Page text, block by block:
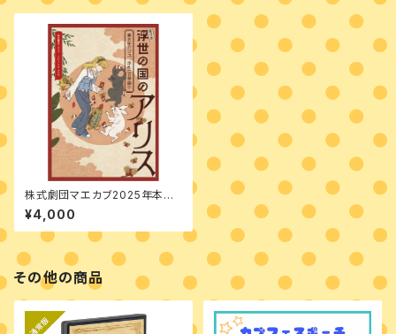
株式劇団マエカブ2025年本公
演「浮世の国のアリス～燕子花
～」DVD
¥4,000
その他の商品